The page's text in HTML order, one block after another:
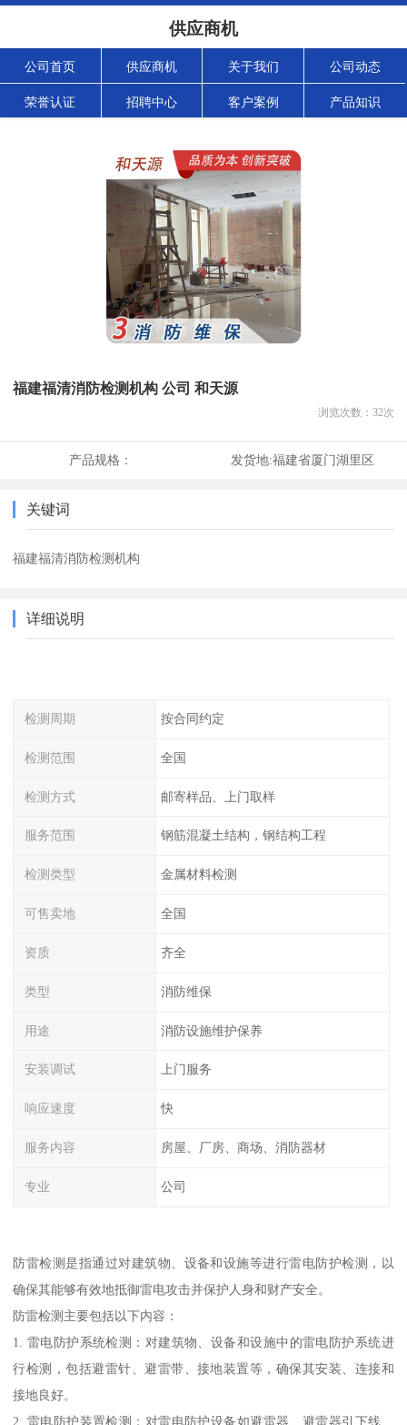
供应商机
公司首页 供应商机 关于我们 公司动态
荣誉认证 招聘中心 客户案例 产品知识
福建福清消防检测机构 公司 和天源
浏览次数： 32次
产品规格： 发货地:福建省厦门湖里区
关键词
福建福清消防检测机构
详细说明
检测周期 按合同约定
检测范围 全国
检测方式 邮寄样品、上门取样
服务范围 钢筋混凝土结构，钢结构工程
检测类型 金属材料检测
可售卖地 全国
资质 齐全
类型 消防维保
用途 消防设施维护保养
安装调试 上门服务
响应速度 快
服务内容 房屋、厂房、商场、消防器材
专业 公司
防雷检测是指通过对建筑物、设备和设施等进行雷电防护检测，以
确保其能够有效地抵御雷电攻击并保护人身和财产安全。
防雷检测主要包括以下内容：
1. 雷电防护系统检测：对建筑物、设备和设施中的雷电防护系统进
行检测，包括避雷针、避雷带、接地装置等，确保其安装、连接和
接地良好。
2. 雷电防护装置检测：对雷电防护设备如避雷器、避雷器引下线、